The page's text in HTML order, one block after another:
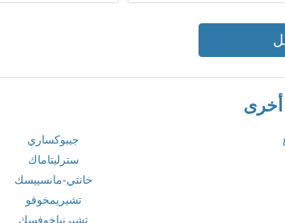
أخرى
جيبوكساري
سترليتاماك
خانتي-مانسييسك
تشيريمخوفو
تشيرنياخوفسك